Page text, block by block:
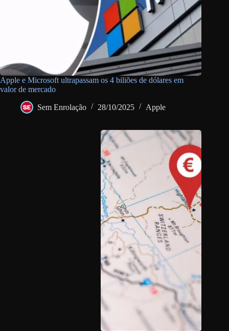
Apple e Microsoft ultrapassam os 4 biliões de dólares em
valor de mercado
Sem Enrolação 28/10/2025 Apple